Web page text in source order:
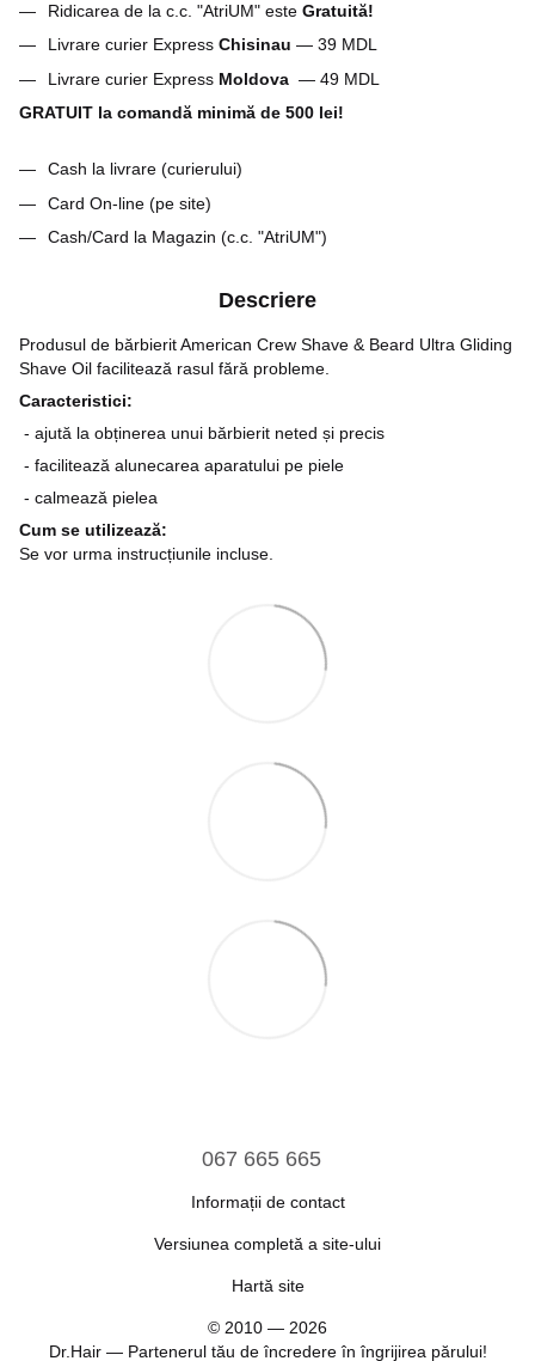
Ridicarea de la c.c. "AtriUM" este Gratuită!
Livrare curier Express Chisinau — 39 MDL
Livrare curier Express Moldova — 49 MDL
GRATUIT la comandă minimă de 500 lei!
Cash la livrare (curierului)
Card On-line (pe site)
Cash/Card la Magazin (c.c. "AtriUM")
Descriere
Produsul de bărbierit American Crew Shave & Beard Ultra Gliding
Shave Oil facilitează rasul fără probleme.
Caracteristici:
- ajută la obținerea unui bărbierit neted și precis
- facilitează alunecarea aparatului pe piele
- calmează pielea
Cum se utilizează:
Se vor urma instrucțiunile incluse.
067 665 665
Informații de contact
Versiunea completă a site-ului
Hartă site
© 2010 — 2026
Dr.Hair — Partenerul tău de încredere în îngrijirea părului!